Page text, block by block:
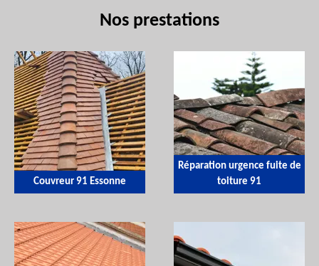
Nos prestations
Couvreur 91 Essonne
Réparation urgence fuite de
toiture 91